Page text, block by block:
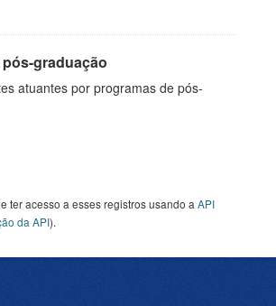
graduação
atuantes por programas de pós-
ter acesso a esses registros usando a API
da API).